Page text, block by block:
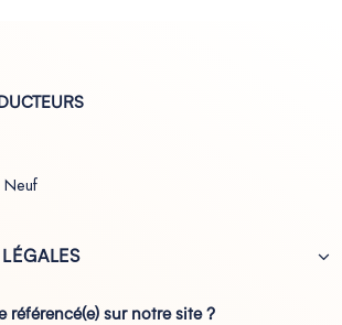
référencé(e) sur notre site ?